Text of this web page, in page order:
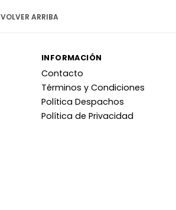
VOLVER ARRIBA
INFORMACIÓN
Contacto
Términos y Condiciones
Política Despachos
Política de Privacidad